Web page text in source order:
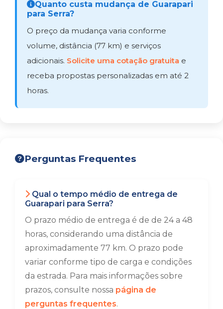
Quanto custa mudança de Guarapari
para Serra?
O preço da mudança varia conforme
volume, distância (77 km) e serviços
adicionais. Solicite uma cotação gratuita e
receba propostas personalizadas em até 2
horas.
Perguntas Frequentes
Qual o tempo médio de entrega de
Guarapari para Serra?
O prazo médio de entrega é de de 24 a 48
horas, considerando uma distância de
aproximadamente 77 km. O prazo pode
variar conforme tipo de carga e condições
da estrada. Para mais informações sobre
prazos, consulte nossa página de
perguntas frequentes.